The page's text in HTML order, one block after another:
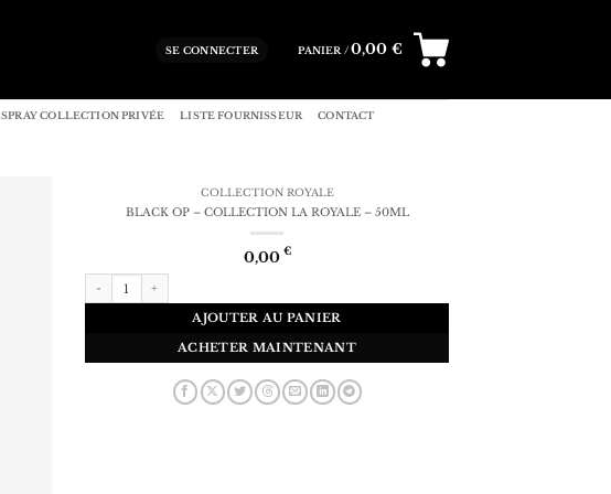
SE CONNECTER PANIER /0,00 €
SPRAY COLLECTION PRIVÉE LISTE FOURNISSEUR CONTACT
COLLECTION ROYALE
BLACK OP – COLLECTION LA ROYALE – 50ML
0,00 €
quantité de BLACK OP – COLLECTION LA ROYALE - 50ML
AJOUTER AU PANIER
ACHETER MAINTENANT